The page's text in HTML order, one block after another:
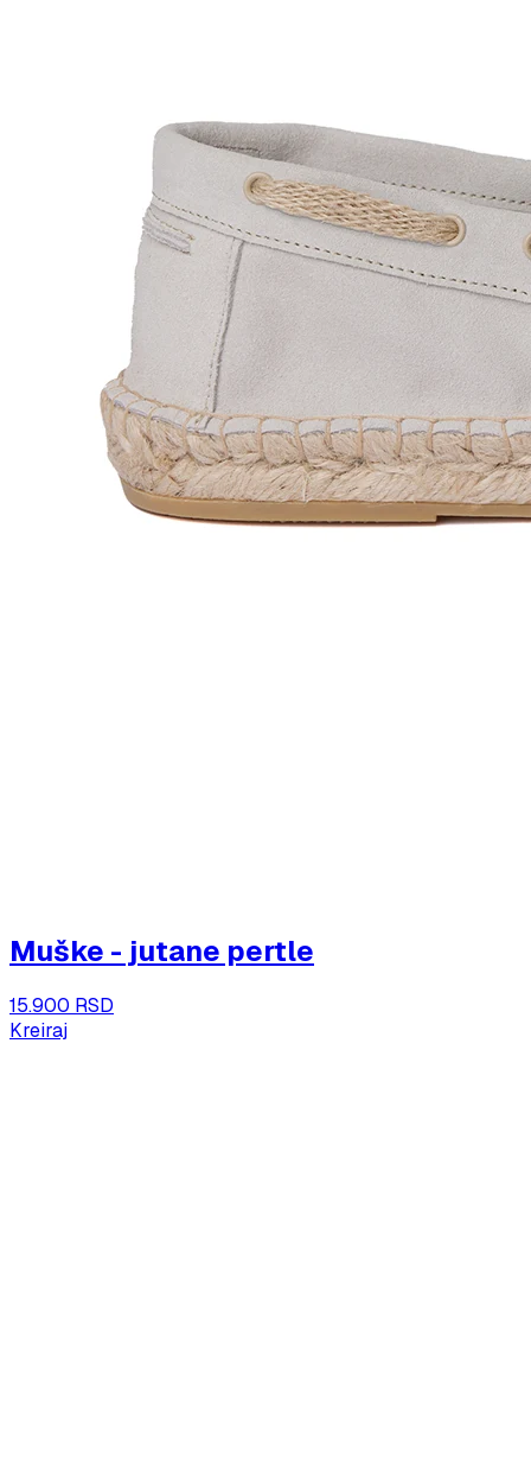
Muške - jutane pertle
15.900 RSD
Kreiraj